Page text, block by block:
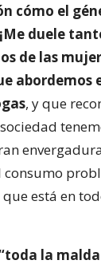
cómo el
duele
de las
abordemos
, y que
está en
la